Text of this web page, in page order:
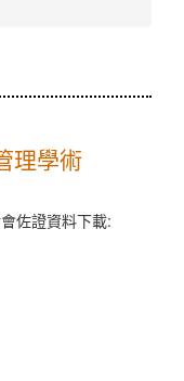
理學術
佐證資料下載: